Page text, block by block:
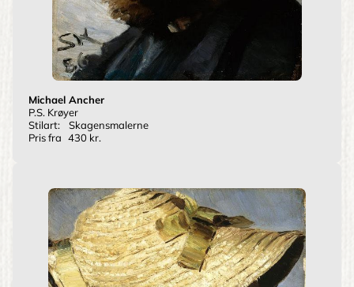
Michael Ancher
P.S. Krøyer
Stilart:
Skagensmalerne
Pris fra 430 kr.